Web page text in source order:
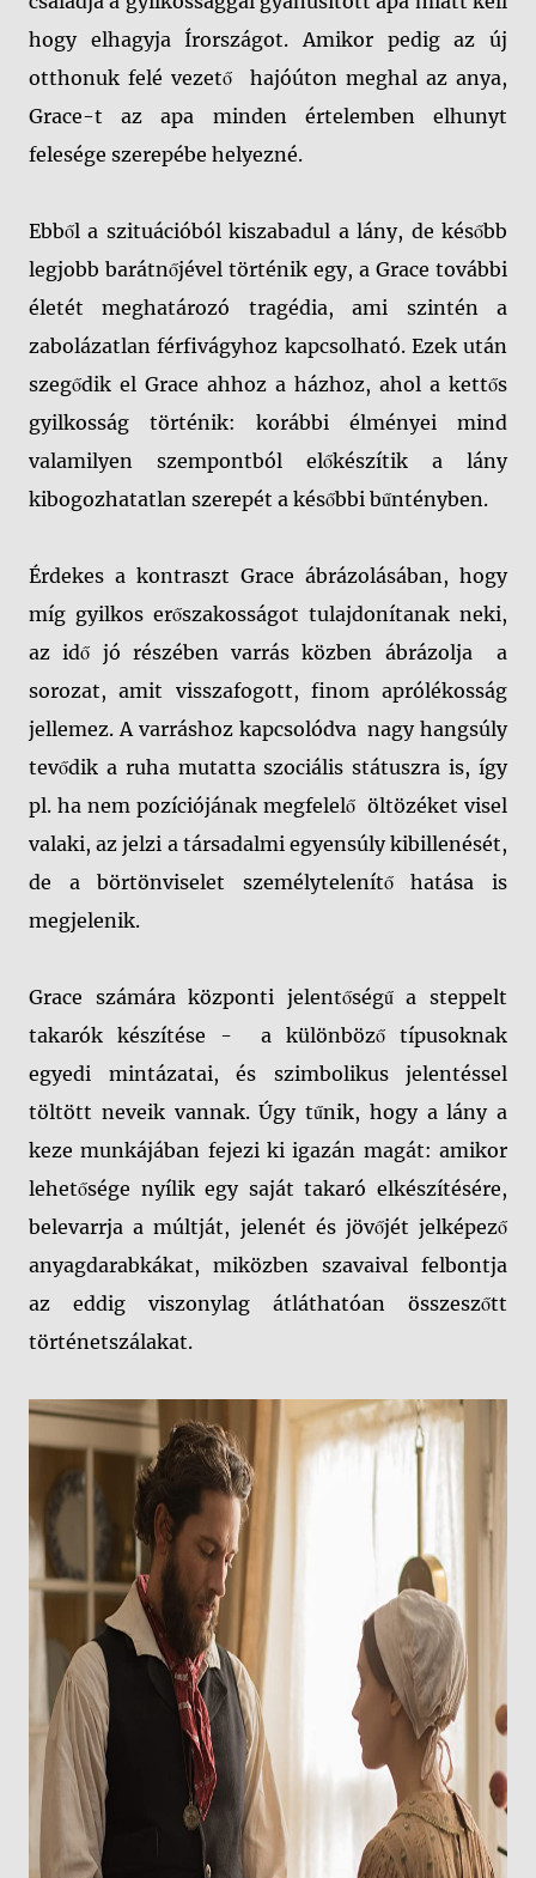
hogy elhagyja Írországot. Amikor pedig az új
otthonuk felé vezető hajóúton meghal az anya,
Grace-t az apa minden értelemben elhunyt
felesége szerepébe helyezné.
Ebből a szituációból kiszabadul a lány, de később
legjobb barátnőjével történik egy, a Grace további
életét meghatározó tragédia, ami szintén a
zabolázatlan férfivágyhoz kapcsolható. Ezek után
szegődik el Grace ahhoz a házhoz, ahol a kettős
gyilkosság történik: korábbi élményei mind
valamilyen szempontból előkészítik a lány
kibogozhatatlan szerepét a későbbi bűntényben.
Érdekes a kontraszt Grace ábrázolásában, hogy
míg gyilkos erőszakosságot tulajdonítanak neki,
az idő jó részében varrás közben ábrázolja a
sorozat, amit visszafogott, finom aprólékosság
jellemez. A varráshoz kapcsolódva nagy hangsúly
tevődik a ruha mutatta szociális státuszra is, így
pl. ha nem pozíciójának megfelelő öltözéket visel
valaki, az jelzi a társadalmi egyensúly kibillenését,
de a börtönviselet személytelenítő hatása is
megjelenik.
Grace számára központi jelentőségű a steppelt
takarók készítése - a különböző típusoknak
egyedi mintázatai, és szimbolikus jelentéssel
töltött neveik vannak. Úgy tűnik, hogy a lány a
keze munkájában fejezi ki igazán magát: amikor
lehetősége nyílik egy saját takaró elkészítésére,
belevarrja a múltját, jelenét és jövőjét jelképező
anyagdarabkákat, miközben szavaival felbontja
az eddig viszonylag átláthatóan összeszőtt
történetszálakat.